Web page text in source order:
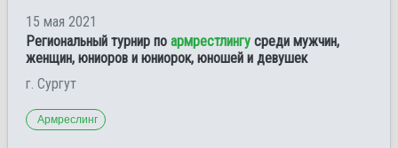
15 мая 2021
Региональный турнир по армрестлингу среди мужчин,
женщин, юниоров и юниорок, юношей и девушек
г. Сургут
Армреслинг